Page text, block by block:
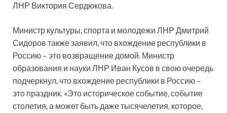
ЛНР Виктория Сердюкова.
Министр культуры, спорта и молодежи ЛНР Дмитрий
Сидоров также заявил, что вхождение республики в
Россию – это возвращение домой. Министр
образования и науки ЛНР Иван Кусов в свою очередь
подчеркнул, что вхождение республики в Россию –
это праздник. «Это историческое событие, событие
столетия, а может быть даже тысячелетия, которое,